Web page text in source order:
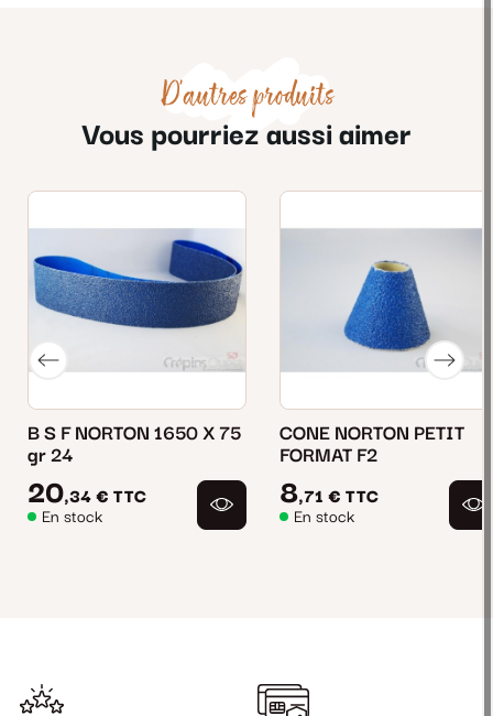
D'autres produits
Vous pourriez aussi aimer
B S F NORTON 1650 X 75
gr 24
20,34 € TTC
En stock
CONE NORTON PETIT
FORMAT F2
8,71 € TTC
En stock